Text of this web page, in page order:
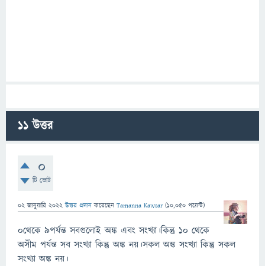
11উত্তর
0
টি ভোট
02 জানুয়ারি 2022 উত্তর প্রদান করেছেন Tamanna Kawsar (10,050 পয়েন্ট)
০থেকে ৯পর্যন্ত সবগুলোই অঙ্ক এবং সংখ্যা।কিন্তু ১০ থেকে
অসীম পর্যন্ত সব সংখ্যা কিন্তু অঙ্ক নয়।সকল অঙ্ক সংখ্যা কিন্তু সকল
সংখ্যা অঙ্ক নয়।